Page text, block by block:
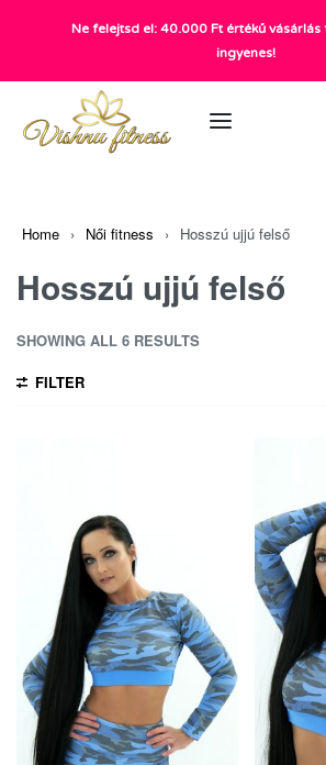
+36 20 372 2969
info@vishnu.hu
Home › Női fitness › Hosszú ujjú felső
Hosszú ujjú felső
SHOWING ALL 6 RESULTS
FILTER
Ne felejtsd el: 40.000 Ft értékű vásárlás
ingyenes!